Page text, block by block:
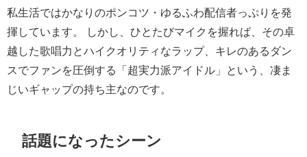
私生活ではかなりのポンコツ・ゆるふわ配信者っぷりを発
揮しています。 しかし、ひとたびマイクを握れば、その卓
越した歌唱力とハイクオリティなラップ、キレのあるダン
スでファンを圧倒する「超実力派アイドル」という、凄ま
じいギャップの持ち主なのです。
話題になったシーン